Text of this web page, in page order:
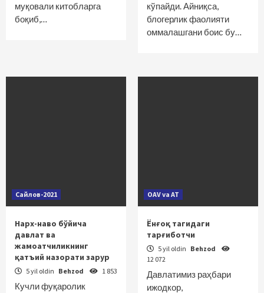
муқовали китоб­ларга
боқиб,…
кўпайди. Айниқса,
блогерлик фаолияти
оммалашгани боис бу…
Сайлов-2021
Нарх-наво бўйича
давлат ва
жамоатчиликнинг
қатъий назорати зарур
5 yil oldin Behzod 1 853
Кучли фуқаролик
OAV va AT
Ёнғоқ тагидаги
тарғиботчи
5 yil oldin Behzod
12 072
Давлатимиз раҳбари
ижодкор,